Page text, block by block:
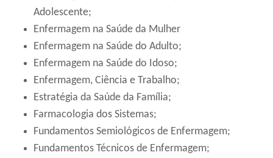
Adolescente;
Enfermagem na Saúde da Mulher
Enfermagem na Saúde do Adulto;
Enfermagem na Saúde do Idoso;
Enfermagem, Ciência e Trabalho;
Estratégia da Saúde da Família;
Farmacologia dos Sistemas;
Fundamentos Semiológicos de Enfermagem;
Fundamentos Técnicos de Enfermagem;